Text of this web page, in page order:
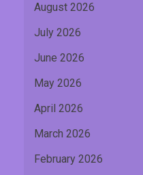
August 2026
July 2026
June 2026
May 2026
April 2026
March 2026
February 2026